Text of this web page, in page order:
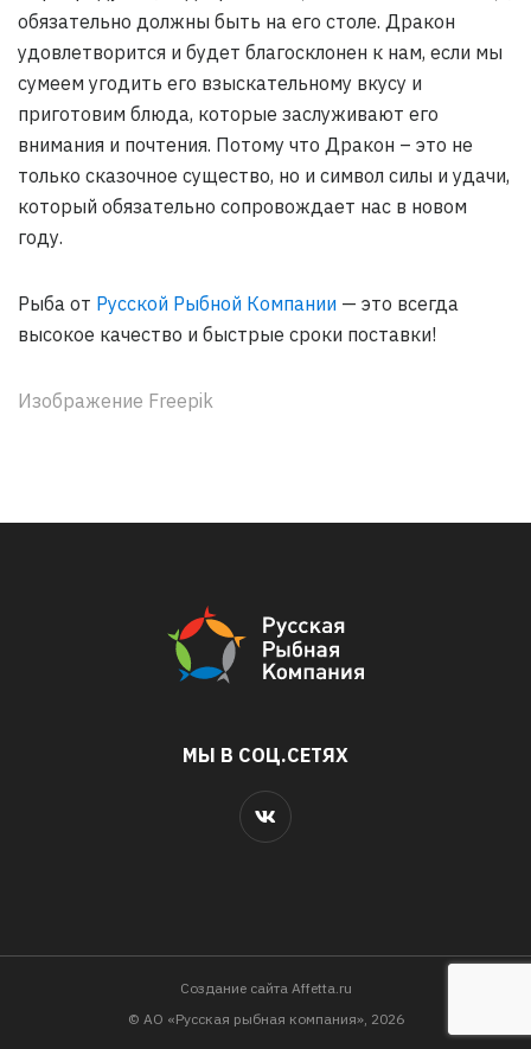
обязательно должны быть на его столе. Дракон
удовлетворится и будет благосклонен к нам, если мы
сумеем угодить его взыскательному вкусу и
приготовим блюда, которые заслуживают его
внимания и почтения. Потому что Дракон – это не
только сказочное существо, но и символ силы и удачи,
который обязательно сопровождает нас в новом
году.
Рыба от Русской Рыбной Компании — это всегда
высокое качество и быстрые сроки поставки!
Изображение Freepik
МЫ В СОЦ.СЕТЯХ
Cоздание сайта Affetta.ru
© АО «Русская рыбная компания», 2026